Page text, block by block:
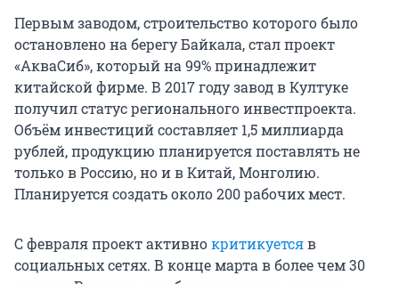
Первым заводом, строительство которого было
остановлено на берегу Байкала, стал проект
«АкваСиб», который на 99% принадлежит
китайской фирме. В 2017 году завод в Култуке
получил статус регионального инвестпроекта.
Объём инвестиций составляет 1,5 миллиарда
рублей, продукцию планируется поставлять не
только в Россию, но и в Китай, Монголию.
Планируется создать около 200 рабочих мест.
С февраля проект активнокритикуетсяв
социальных сетях. В конце марта в более чем 30